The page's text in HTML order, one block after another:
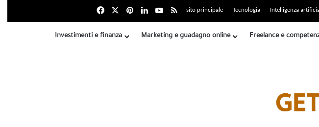
Facebookبينتيريست
LinkedInYoutubeRiepilogo sito RSS
sito principale Tecnologia Intelligenza
Investimenti e finanza Marketing e guadagno online Freelance e